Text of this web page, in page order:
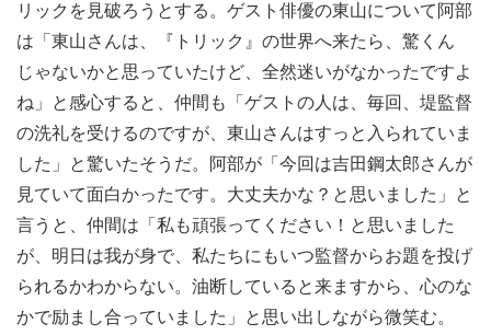
リックを見破ろうとする。ゲスト俳優の東山について阿部
は「東山さんは、『トリック』の世界へ来たら、驚くん
じゃないかと思っていたけど、全然迷いがなかったですよ
ね」と感心すると、仲間も「ゲストの人は、毎回、堤監督
の洗礼を受けるのですが、東山さんはすっと入られていま
した」と驚いたそうだ。阿部が「今回は吉田鋼太郎さんが
見ていて面白かったです。大丈夫かな？と思いました」と
言うと、仲間は「私も頑張ってください！と思いました
が、明日は我が身で、私たちにもいつ監督からお題を投げ
られるかわからない。油断していると来ますから、心のな
かで励まし合っていました」と思い出しながら微笑む。